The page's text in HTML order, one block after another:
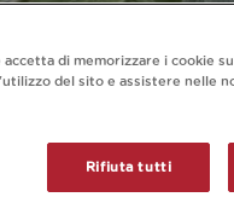
di memorizzare i cookie
del sito e assistere nelle
Rifiuta tutti